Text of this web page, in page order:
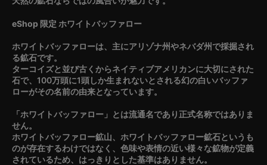
eShop 限定 ホワイトバッファロー
ホワイトバッファローは、主にアリゾナ州やネバダ州で採掘され
る鉱石です。
ターコイズと並び古くからネイティブアメリカンに大切にされた
石で、100万頭に1頭しか生まれないとされる幻の白いバッファ
ローがその名前の由来となっています。
「ホワイトバッファロー」とは流通名であり正式名称ではありま
せん。
ホワイトバッファロー鉱山、ホワイトバッファロー鉱石というも
のが存在するわけではなく、色味や表情の近い様々な鉱物が定義
されているため、はっきりとした基準はありません。